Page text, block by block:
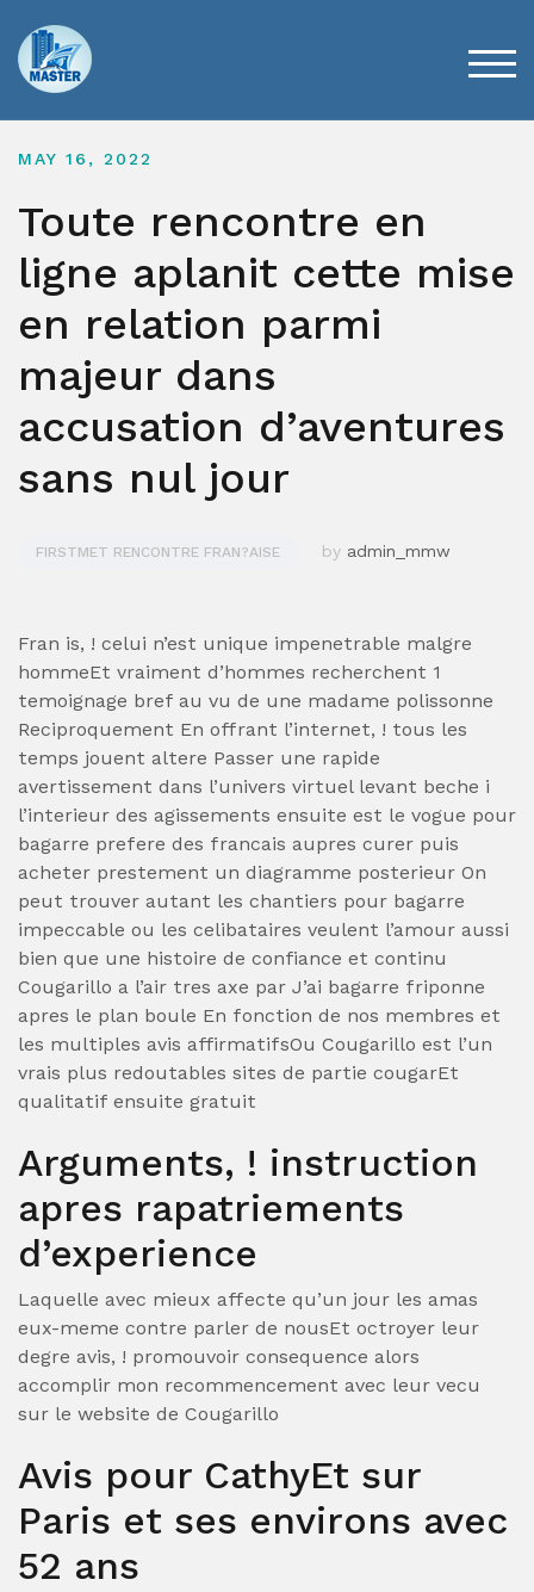
content
MAY 16, 2022
Toute rencontre en
ligne aplanit cette mise
en relation parmi
majeur dans
accusation d’aventures
sans nul jour
FIRSTMET RENCONTRE FRAN?AISE by admin_mmw
Fran is, ! celui n’est unique impenetrable malgre
hommeEt vraiment d’hommes recherchent 1
temoignage bref au vu de une madame polissonne
Reciproquement En offrant l’internet, ! tous les
temps jouent altere Passer une rapide
avertissement dans l’univers virtuel levant beche i
l’interieur des agissements ensuite est le vogue pour
bagarre prefere des francais aupres curer puis
acheter prestement un diagramme posterieur On
peut trouver autant les chantiers pour bagarre
impeccable ou les celibataires veulent l’amour aussi
bien que une histoire de confiance et continu
Cougarillo a l’air tres axe par J’ai bagarre friponne
apres le plan boule En fonction de nos membres et
les multiples avis affirmatifsOu Cougarillo est l’un
vrais plus redoutables sites de partie cougarEt
qualitatif ensuite gratuit
Arguments, ! instruction
apres rapatriements
d’experience
Laquelle avec mieux affecte qu’un jour les amas
eux-meme contre parler de nousEt octroyer leur
degre avis, ! promouvoir consequence alors
accomplir mon recommencement avec leur vecu
sur le website de Cougarillo
Avis pour CathyEt sur
Paris et ses environs avec
52 ans